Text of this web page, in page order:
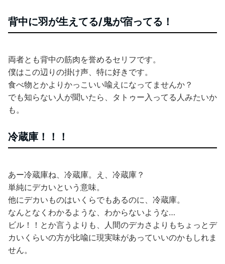
背中に羽が生えてる/鬼が宿ってる！
両者とも背中の筋肉を誉めるセリフです。
僕はこの辺りの掛け声、特に好きです。
食べ物とかよりかっこいい喩えになってませんか？
でも知らない人が聞いたら、タトゥー入ってる人みたいか
も。
冷蔵庫！！！
あー冷蔵庫ね、冷蔵庫。え、冷蔵庫？
単純にデカいという意味。
他にデカいものはいくらでもあるのに、冷蔵庫。
なんとなくわかるような、わからないような…
ビル！！とか言うよりも、人間のデカさよりもちょっとデ
カいくらいの方が比喩に現実味があっていいのかもしれま
せん。